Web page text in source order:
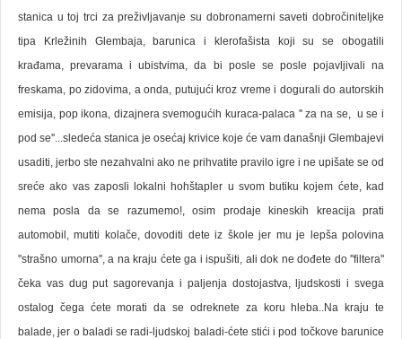
stanica u toj trci za preživljavanje su dobronamerni saveti dobročiniteljke
tipa Krležinih Glembaja, barunica i klerofašista koji su se obogatili
krađama, prevarama i ubistvima, da bi posle se posle pojavljivali na
freskama, po zidovima, a onda, putujući kroz vreme i dogurali do autorskih
emisija, pop ikona, dizajnera svemogućih kuraca-palaca '' za na se, u se i
pod se''...sledeća stanica je osećaj krivice koje će vam današnji Glembajevi
usaditi, jerbo ste nezahvalni ako ne prihvatite pravilo igre i ne upišate se od
sreće ako vas zaposli lokalni hohštapler u svom butiku kojem ćete, kad
nema posla da se razumemo!, osim prodaje kineskih kreacija prati
automobil, mutiti kolače, dovoditi dete iz škole jer mu je lepša polovina
''strašno umorna'', a na kraju ćete ga i ispušiti, ali dok ne dođete do ''filtera''
čeka vas dug put sagorevanja i paljenja dostojastva, ljudskosti i svega
ostalog čega ćete morati da se odreknete za koru hleba..Na kraju te
balade, jer o baladi se radi-ljudskoj baladi-ćete stići i pod točkove barunice